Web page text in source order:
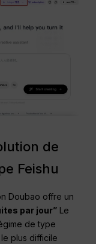
de
Feishu
Doubao offre un
par jour” Le
de type
plus difficile